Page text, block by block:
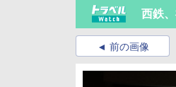
西鉄
前の画像